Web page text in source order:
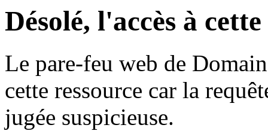
Désolé, l'accès à
Le pare-feu web de
cette ressource car la
jugée suspicieuse.